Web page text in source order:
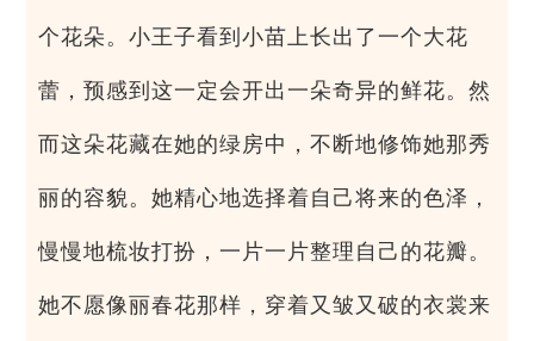
个花朵。小王子看到小苗上长出了一个大花
蕾，预感到这一定会开出一朵奇异的鲜花。然
而这朵花藏在她的绿房中，不断地修饰她那秀
丽的容貌。她精心地选择着自己将来的色泽，
慢慢地梳妆打扮，一片一片整理自己的花瓣。
她不愿像丽春花那样，穿着又皱又破的衣裳来